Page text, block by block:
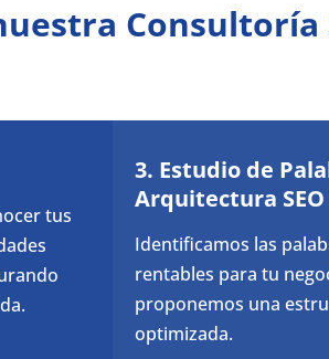
Consultoría
tus
3. Estudio de
Arquitectura SEO
Identificamos las
rentables para tu
proponemos una
optimizada.